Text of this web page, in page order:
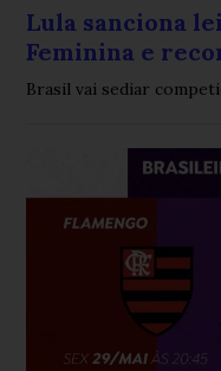
Lula sanciona
Feminina e
Brasil vai sediar